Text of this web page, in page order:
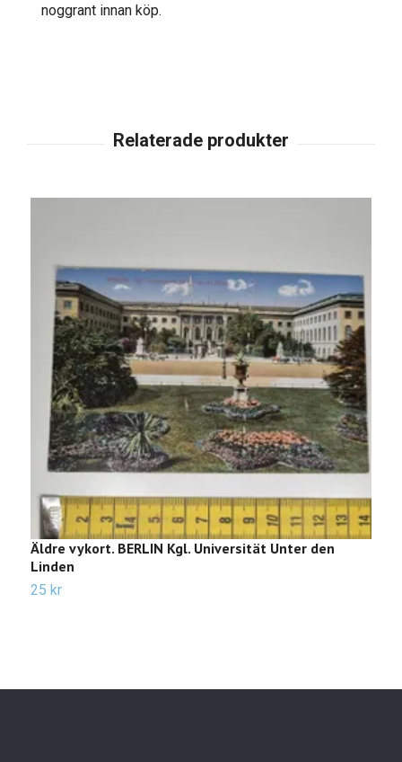
noggrant innan köp.
Äldre vykort. BERLIN Kgl. Universität Unter den
Linden
25 kr